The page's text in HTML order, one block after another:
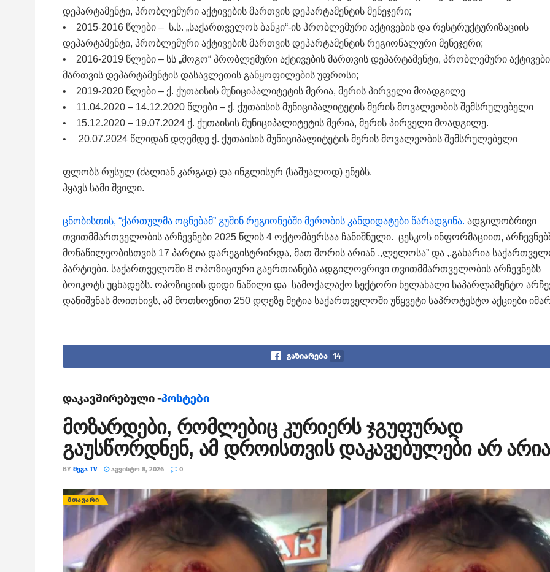
დეპარტამენტი, პრობლემური აქტივების მართვის დეპარტამენტის მენეჯერი;
• 2015-2016 წლები – ს.ს. „საქართველოს ბანკი“-ის პრობლემური აქტივების და რესტრუქტურიზაციის
დეპარტამენტი, პრობლემური აქტივების მართვის დეპარტამენტის რეგიონალური მენეჯერი;
• 2016-2019 წლები – სს „მოგო“ პრობლემური აქტივების მართვის დეპარტამენტი, პრობლემური
მართვის დეპარტამენტის დასავლეთის განყოფილების უფროსი;
• 2019-2020 წლები – ქ. ქუთაისის მუნიციპალიტეტის მერია, მერის პირველი მოადგილე
• 11.04.2020 – 14.12.2020 წლები – ქ. ქუთაისის მუნიციპალიტეტის მერის მოვალეობის შემსრულებელი
• 15.12.2020 – 19.07.2024 ქ. ქუთაისის მუნიციპალიტეტის მერია, მერის პირველი მოადგილე.
• 20.07.2024 წლიდან დღემდე ქ. ქუთაისის მუნიციპალიტეტის მერის მოვალეობის შემსრულებელი
ფლობს რუსულ (ძალიან კარგად) და ინგლისურ (საშუალოდ) ენებს.
ჰყავს სამი შვილი.
ცნობისთის, “ქართულმა ოცნებამ” გუშინ რეგიონებში მერობის კანდიდატები წარადგინა. ადგილობრივი
თვითმმართველობის არჩევნები 2025 წლის 4 ოქტომბერსაა ჩანიშნული. ცესკოს ინფორმაციით,
მონაწილეობისთვის 17 პარტია დარეგისტრირდა, მათ შორის არიან ,,ლელოსა” და ,,გახარია
პარტიები. საქართველოში 8 ოპოზიციური გაერთიანება ადგილოვრივი თვითმმართველობის არჩევნებს
ბოიკოტს უცხადებს. ოპოზიციის დიდი ნაწილი და სამოქალაქო სექტორი ხელახალი საპარლამენტო
დანიშვნას მოითხივს, ამ მოთხოვნით 250 დღეზე მეტია საქართველოში უწყვეტი საპროტესტო აქციები
გაზიარება 14
დაკავშირებული -პოსტები
მოზარდები, რომლებიც კურიერს ჯგუფურად
გაუსწორდნენ, ამ დროისთვის დაკავებულები არ
BY ᲛᲔᲒᲐ TV ᲐᲒᲕᲘᲡᲢᲝ 8, 2026 0
ᲛᲗᲐᲕᲐᲠᲘ